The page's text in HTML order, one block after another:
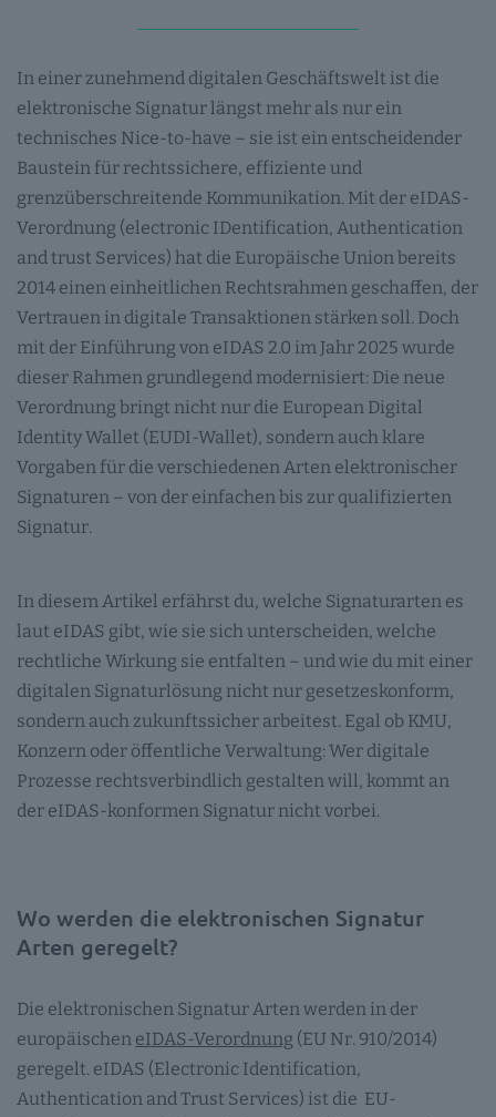
In einer zunehmend digitalen Geschäftswelt ist die
elektronische Signatur längst mehr als nur ein
technisches Nice-to-have – sie ist ein entscheidender
Baustein für rechtssichere, effiziente und
grenzüberschreitende Kommunikation. Mit der eIDAS-
Verordnung (electronic IDentification, Authentication
and trust Services) hat die Europäische Union bereits
2014 einen einheitlichen Rechtsrahmen geschaffen, der
Vertrauen in digitale Transaktionen stärken soll. Doch
mit der Einführung von eIDAS 2.0 im Jahr 2025 wurde
dieser Rahmen grundlegend modernisiert: Die neue
Verordnung bringt nicht nur die European Digital
Identity Wallet (EUDI-Wallet), sondern auch klare
Vorgaben für die verschiedenen Arten elektronischer
Signaturen – von der einfachen bis zur qualifizierten
Signatur.
In diesem Artikel erfährst du, welche Signaturarten es
laut eIDAS gibt, wie sie sich unterscheiden, welche
rechtliche Wirkung sie entfalten – und wie du mit einer
digitalen Signaturlösung nicht nur gesetzeskonform,
sondern auch zukunftssicher arbeitest. Egal ob KMU,
Konzern oder öffentliche Verwaltung: Wer digitale
Prozesse rechtsverbindlich gestalten will, kommt an
der eIDAS-konformen Signatur nicht vorbei.
Wo werden die elektronischen Signatur
Arten geregelt?
Die elektronischen Signatur Arten werden in der
europäischen eIDAS-Verordnung (EU Nr. 910/2014)
geregelt. eIDAS (Electronic Identification,
Authentication and Trust Services) ist die EU-